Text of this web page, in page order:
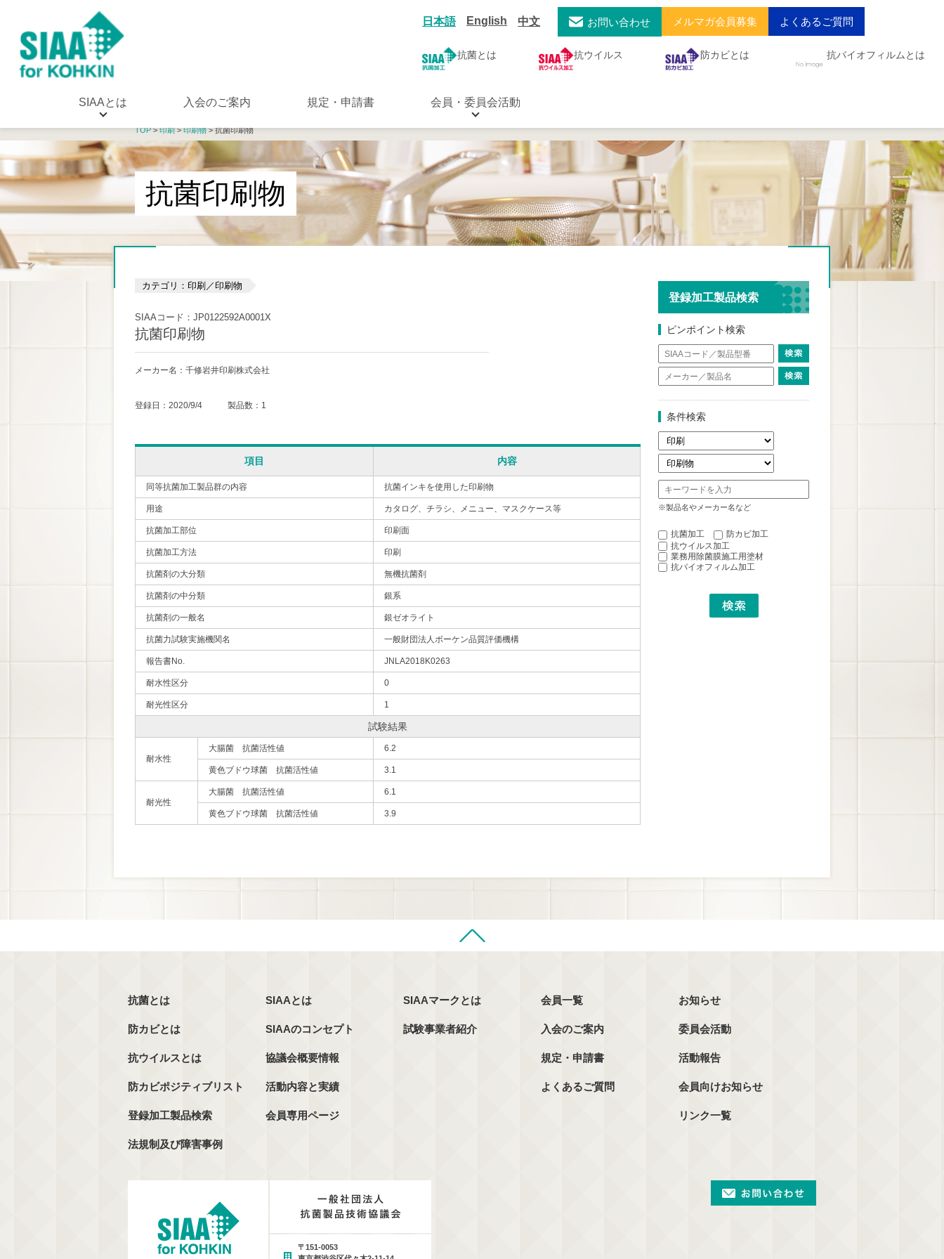
日本語 English 中文 お問い合わせ メルマガ会員募集 よくあるご質問
抗菌とは 抗ウイルス 防カビとは 抗バイオフィルムとは
SIAAとは 入会のご案内 規定・申請書 会員・委員会活動
TOP>印刷>印刷物> 抗菌印刷物
抗菌印刷物
カテゴリ：印刷／印刷物
SIAAコード：JP0122592A0001X
抗菌印刷物
メーカー名：千修岩井印刷株式会社
登録日：2020/9/4 製品数：1
項目 内容
同等抗菌加工製品群の内容 抗菌インキを使用した印刷物
用途 カタログ、チラシ、メニュー、マスクケース等
抗菌加工部位 印刷面
抗菌加工方法 印刷
抗菌剤の大分類 無機抗菌剤
抗菌剤の中分類 銀系
抗菌剤の一般名 銀ゼオライト
抗菌力試験実施機関名 一般財団法人ボーケン品質評価機構
報告書No. JNLA2018K0263
耐水性区分 0
耐光性区分 1
試験結果
耐水性
大腸菌 抗菌活性値 6.2
黄色ブドウ球菌 抗菌活性値 3.1
耐光性
大腸菌 抗菌活性値 6.1
黄色ブドウ球菌 抗菌活性値 3.9
登録加工製品検索
ピンポイント検索
条件検索
※製品名やメーカー名など
抗菌加工
防カビ加工
抗ウイルス加工
業務用除菌膜施工用塗材
抗バイオフィルム加工
抗菌とは
防カビとは
抗ウイルスとは
防カビポジティブリスト
登録加工製品検索
法規制及び障害事例
SIAAとは
SIAAのコンセプト
協議会概要情報
活動内容と実績
会員専用ページ
SIAAマークとは
試験事業者紹介
会員一覧
入会のご案内
規定・申請書
よくあるご質問
お知らせ
委員会活動
活動報告
会員向けお知らせ
リンク一覧
〒151-0053